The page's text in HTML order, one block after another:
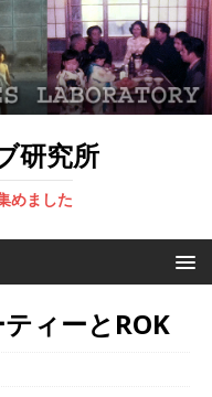
研究所
めました
ティーとROK